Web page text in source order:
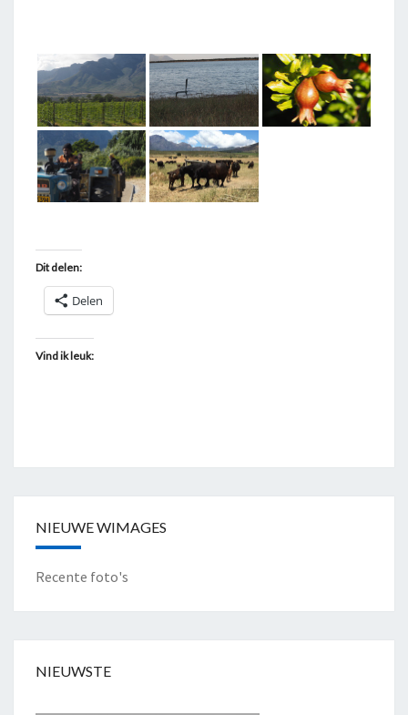
A
G
G
E
D
"
Dit delen:
Delen
Vind ik leuk:
NIEUWE WIMAGES
Recente foto's
NIEUWSTE